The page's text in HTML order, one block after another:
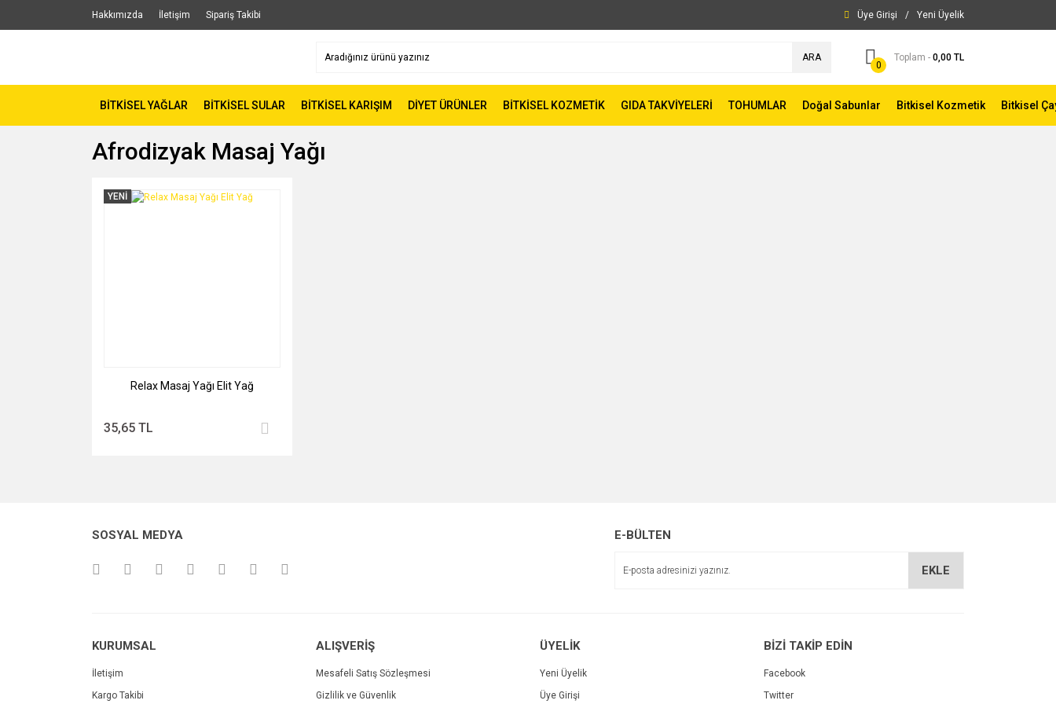
Hakkımızda İletişim Sipariş Takibi Üye Girişi / Yeni Üyelik
ARA
0
Toplam - 0,00 TL
BİTKİSEL YAĞLAR BİTKİSEL SULAR BİTKİSEL KARIŞIM DİYET ÜRÜNLER BİTKİSEL KOZMETİK GIDA TAKVİYELERİ TOHUMLAR Doğal Sabunlar Bitkisel Kozmetik Bitkisel
Afrodizyak Masaj Yağı
YENİ
Relax Masaj Yağı Elit Yağ
35,65 TL
SOSYAL MEDYA E-BÜLTEN
EKLE
KURUMSAL
İletişim
Kargo Takibi
ALIŞVERİŞ
Mesafeli Satış Sözleşmesi
Gizlilik ve Güvenlik
ÜYELİK
Yeni Üyelik
Üye Girişi
BİZİ TAKİP EDİN
Facebook
Twitter